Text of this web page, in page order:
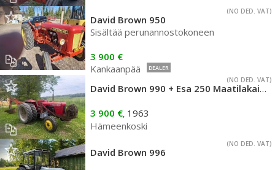
(NO DED. VAT)
David Brown 950
Sisältää perunannostokoneen
3 900 €
Kankaanpää
DEALER
(NO DED. VAT)
David Brown 990 + Esa 250 Maatilakaivuri
3 900 €, 1963
Hämeenkoski
(NO DED. VAT)
David Brown 996